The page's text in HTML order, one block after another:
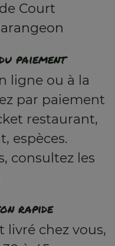
Court
paiement
ligne ou à la
par paiement
restaurant,
espèces.
consultez les
rapide
livré chez vous,